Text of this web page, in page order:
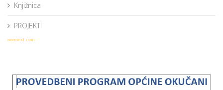
Knjižnica
PROJEKTI
norrnext.com